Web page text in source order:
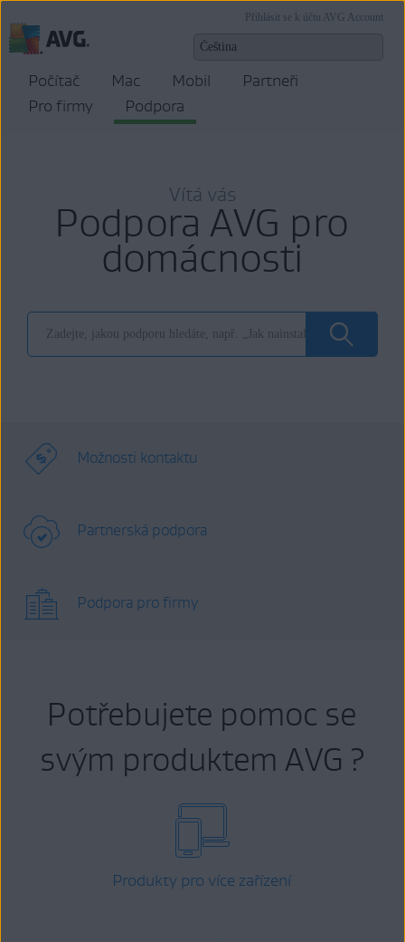
Přihlásit se k účtu AVG Account
Počítač Mac Mobil
Partneři
Pro firmy
Podpora
Vítá vás
Podpora AVG pro
domácnosti
Možnosti kontaktu
Partnerská podpora
Podpora pro firmy
Potřebujete pomoc se
svým produktem AVG ?
Produkty pro více zařízení